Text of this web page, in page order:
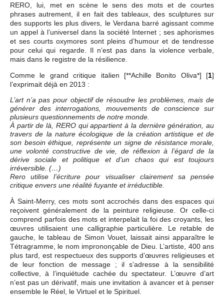
RERO, lui, met en scène le sens des mots et de courtes
phrases autrement, il en fait des tableaux, des sculptures sur
des supports les plus divers, le Verdana barré agissant comme
un appel à l’universel dans la société Internet ; ses aphorismes
et ses courts oxymores sont pleins d’humour et de tendresse
pour celui qui regarde. Il n’est pas dans la violence verbale,
mais dans le registre de la résilience.
Comme le grand critique italien [**Achille Bonito Oliva*] [1]
l’exprimait déjà en 2013 :
L’art n’a pas pour objectif de résoudre les problèmes, mais de
générer des interrogations, mouvements de conscience sur
plusieurs questionnements de notre monde.
À partir de là, RERO qui appartient à la dernière génération, au
travers de la nature écologique de la création artistique et de
son besoin éthique, représente un signe de résistance morale,
une volonté constructive de vie, de réflexion à l’égard de la
dérive sociale et politique et d’un chaos qui est toujours
irréversible. (…)
Rero utilise l’écriture pour visualiser clairement sa pensée
critique envers une réalité fuyante et irréductible.
À Saint-Merry, ces mots sont accrochés dans des espaces qui
reçoivent généralement de la peinture religieuse. Or celle-ci
comprend parfois des mots et interpelait la foi des croyants, les
œuvres utilisaient une calligraphie particulière. Le retable de
gauche, le tableau de Simon Vouet, laissait ainsi apparaître le
Tétragramme, le nom imprononçable de Dieu. L’artiste, 400 ans
plus tard, est respectueux des supports d’œuvres religieuses et
de leur fonction de message ; il s’adresse à la sensibilité
collective, à l’inquiétude cachée du spectateur. L’œuvre d’art
n’est pas un dérivatif, mais une invitation à avancer et à penser
ensemble le Réel, le Virtuel et le Spirituel.